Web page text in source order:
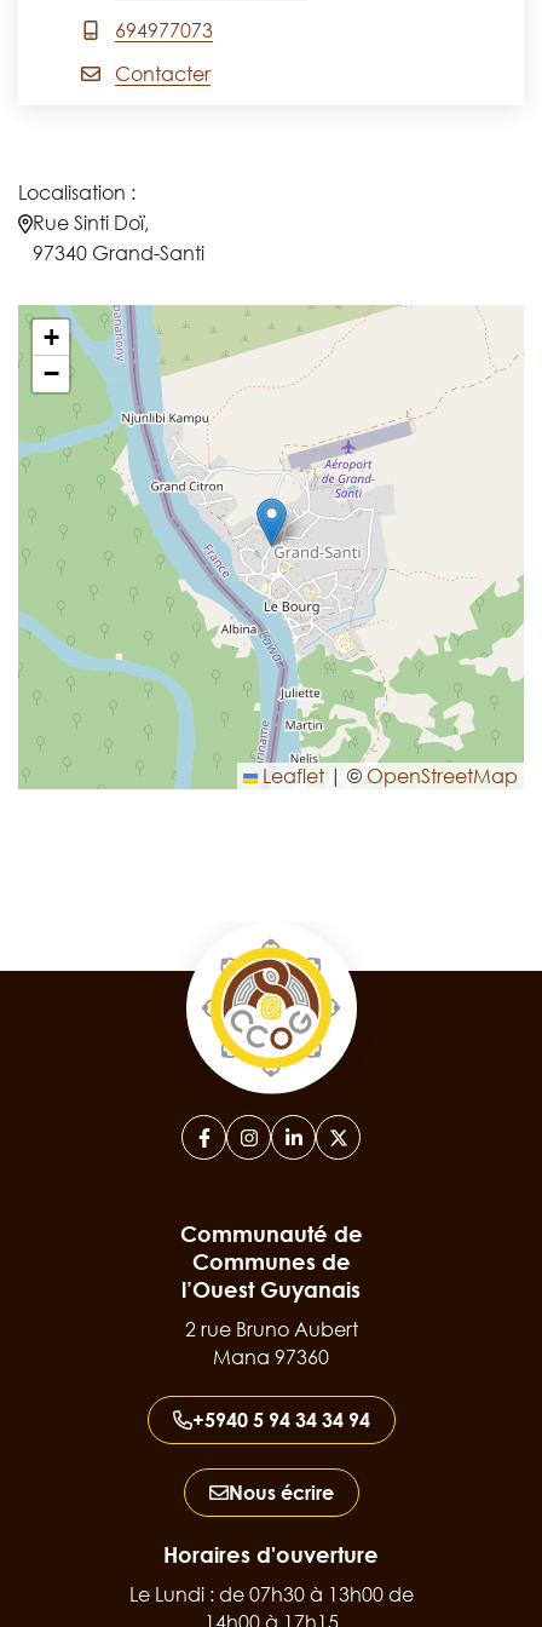
694977073
Contacter
Localisation :
Rue Sinti Doï,
97340 Grand-Santi
+
−
Leaflet | © OpenStreetMap
Facebook
(ouverture dans un nouvel onglet)
Instagram
(ouverture dans un nouvel
Linkedin
(ouverture dans un
X (Twitter)
(ouverture dans un
Communauté de
Communes de
l’Ouest Guyanais
2 rue Bruno Aubert
Mana 97360
+5940 5 94 34 34 94
Nous écrire
Horaires d'ouverture
Le Lundi : de 07h30 à 13h00 de
14h00 à 17h15